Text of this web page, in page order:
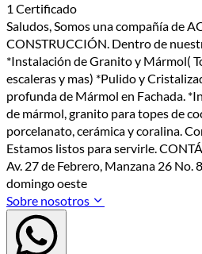
1 Certificado
Saludos, Somos una compañía de
CONSTRUCCIÓN. Dentro de
*Instalación de Granito y Mármol(
escaleras y mas) *Pulido y
profunda de Mármol en Fachada.
de mármol, granito para topes de
porcelanato, cerámica y coralina.
Estamos listos para servirle.
Av. 27 de Febrero, Manzana 26 No.
domingo oeste
Sobre nosotros